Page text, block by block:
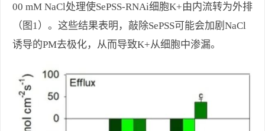
00 mM NaCl处理使SePSS-RNAi细胞K+由内流转为外排
（图1）。这些结果表明，敲除SePSS可能会加剧NaCl
诱导的PM去极化，从而导致K+从细胞中渗漏。